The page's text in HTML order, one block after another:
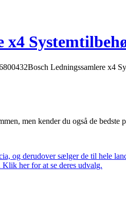
x4
Ledningssamlere x4
men kender du også de bedste
og derudover sælger de til hele
her for at se deres udvalg.